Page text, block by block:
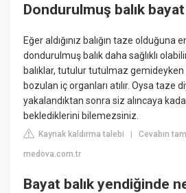
Dondurulmuş balık bayat
Eğer aldığınız balığın taze olduğuna
dondurulmuş balık daha sağlıklı
balıklar, tutulur tutulmaz
bozulan iç organları atılır. Oysa taze
yakalandıktan sonra siz alıncaya
beklediklerini bilemezsiniz.
Kaynak kaldırma talebi |Cevabın
medova.com.tr
Bayat balık yendiğinde